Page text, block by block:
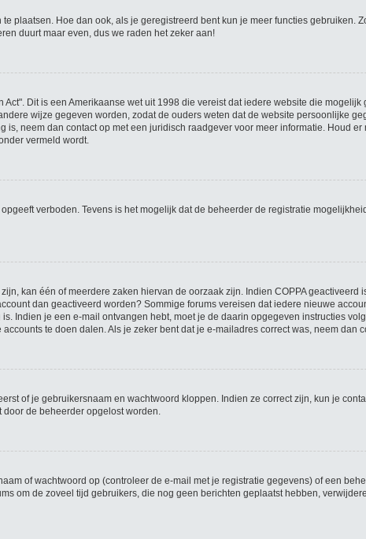
plaatsen. Hoe dan ook, als je geregistreerd bent kun je meer functies gebruiken.
duurt maar even, dus we raden het zeker aan!
Dit is een Amerikaanse wet uit 1998 die vereist dat iedere website die
wijze gegeven worden, zodat de ouders weten dat de website persoonlijke
neem dan contact op met een juridisch raadgever voor meer informatie. Houd
vermeld wordt.
verboden. Tevens is het mogelijk dat de beheerder de registratie
kan één of meerdere zaken hiervan de oorzaak zijn. Indien COPPA
dan geactiveerd worden? Sommige forums vereisen dat iedere nieuwe
Indien je een e-mail ontvangen hebt, moet je de daarin opgegeven instructies
te doen dalen. Als je zeker bent dat je e-mailadres correct was, neem dan
of je gebruikersnaam en wachtwoord kloppen. Indien ze correct zijn, kun je
door de beheerder opgelost worden.
of wachtwoord op (controleer de e-mail met je registratie gegevens) of een
om de zoveel tijd gebruikers, die nog geen berichten geplaatst hebben,